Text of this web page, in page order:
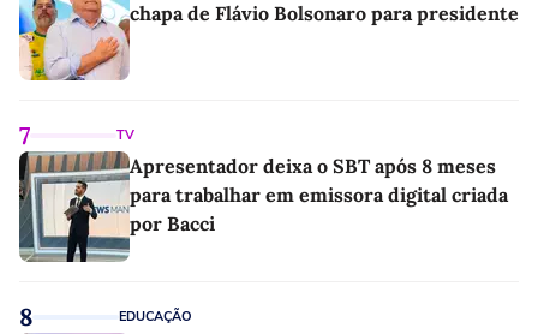
chapa de Flávio Bolsonaro para presidente
7 TV
Apresentador deixa o SBT após 8 meses
para trabalhar em emissora digital criada
por Bacci
8 EDUCAÇÃO